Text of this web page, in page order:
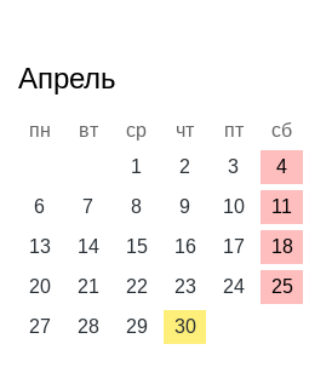
Апрель
пн вт ср чт пт сб
1
2 3 4
6
7 8 9 10 11
13
14 15 16 17 18
20
21 22 23 24 25
27
28 29 30